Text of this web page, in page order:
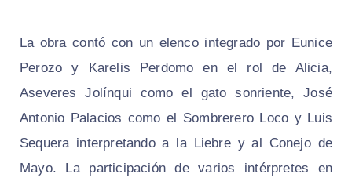
La obra contó con un elenco integrado por Eunice
Perozo y Karelis Perdomo en el rol de Alicia,
Aseveres Jolínqui como el gato sonriente, José
Antonio Palacios como el Sombrerero Loco y Luis
Sequera interpretando a la Liebre y al Conejo de
Mayo. La participación de varios intérpretes en